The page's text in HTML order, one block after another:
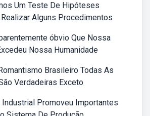
Um Teste De Hipóteses
Alguns Procedimentos
óbvio Que Nossa
Nossa Humanidade
Brasileiro Todas As
Verdadeiras Exceto
Industrial Promoveu Importantes